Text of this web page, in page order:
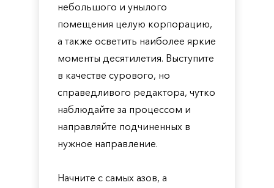
небольшого и унылого
помещения целую корпорацию,
а также осветить наиболее яркие
моменты десятилетия. Выступите
в качестве сурового, но
справедливого редактора, чутко
наблюдайте за процессом и
направляйте подчиненных в
нужное направление.
Начните с самых азов, а